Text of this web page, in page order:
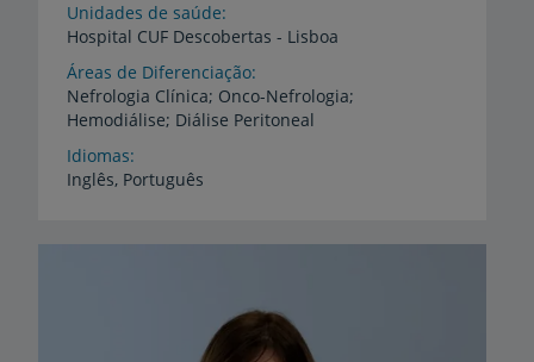
Unidades de saúde
Hospital CUF Descobertas - Lisboa
Áreas de Diferenciação
Nefrologia Clínica; Onco-Nefrologia;
Hemodiálise; Diálise Peritoneal
Idiomas
Inglês, Português